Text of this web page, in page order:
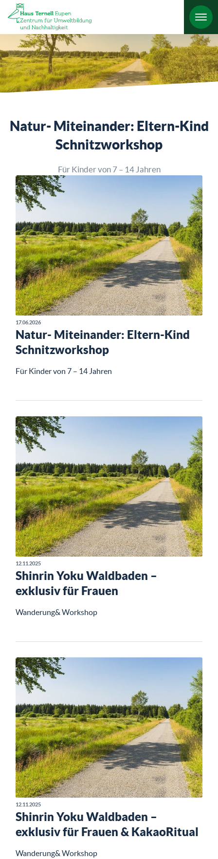
Natur- Miteinander: Eltern-Kind
Schnitzworkshop
Für Kinder von 7 – 14 Jahren
17.06.2026
Natur- Miteinander: Eltern-Kind
Schnitzworkshop
Für Kinder von 7 – 14 Jahren
12.11.2025
Shinrin Yoku Waldbaden –
exklusiv für Frauen
Wanderung& Workshop
12.11.2025
Shinrin Yoku Waldbaden –
exklusiv für Frauen & KakaoRitual
Wanderung& Workshop